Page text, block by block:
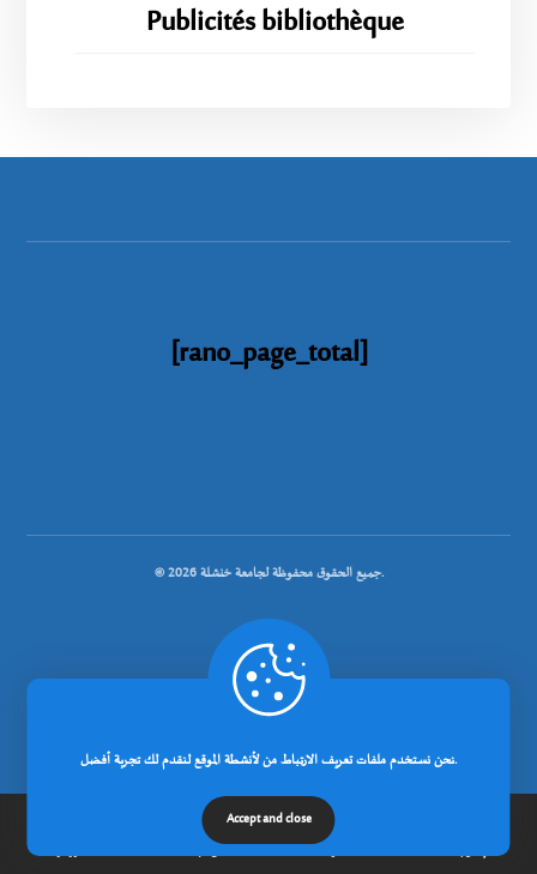
Publicités bibliothèque
[rano_page_total]
© جميع الحقوق محفوظة لجامعة خنشلة 2026.
.
الرئيسية عن الجامعة مدونة إتصل بنا
نحن نستخدم ملفات تعريف الارتباط من لأنشطة الموقع لنقدم لك تجربة أفضل.
Accept and close